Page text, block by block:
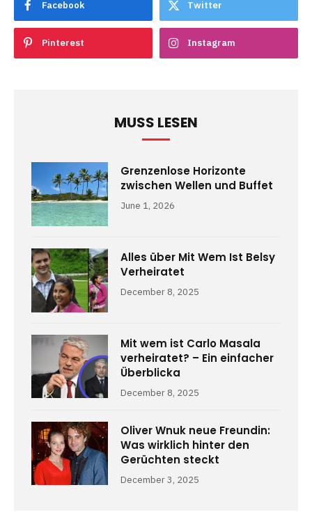
Facebook Twitter
Pinterest Instagram
MUSS LESEN
Grenzenlose Horizonte
zwischen Wellen und Buffet
June 1, 2026
Alles über Mit Wem Ist Belsy
Verheiratet
December 8, 2025
Mit wem ist Carlo Masala
verheiratet? – Ein einfacher
Überblicka
December 8, 2025
Oliver Wnuk neue Freundin:
Was wirklich hinter den
Gerüchten steckt
December 3, 2025